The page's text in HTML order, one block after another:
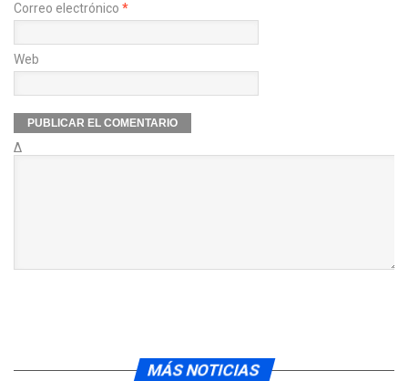
Correo electrónico *
Web
Δ
MÁS NOTICIAS